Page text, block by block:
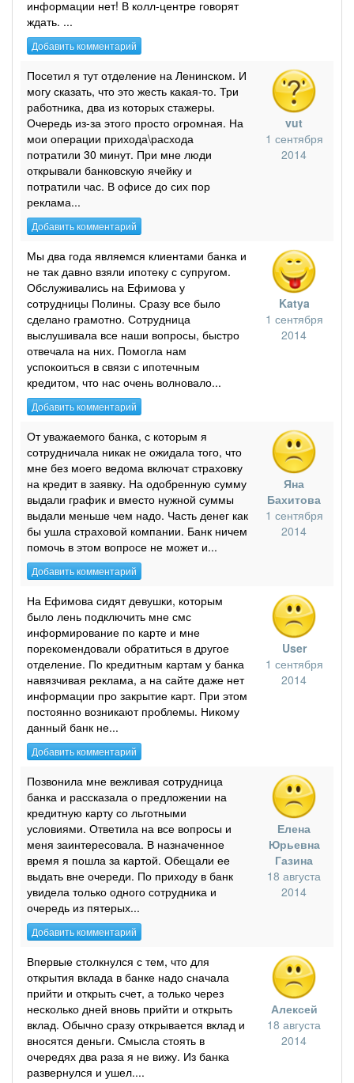
информации нет! В колл-центре говорят
ждать. ...
Добавить комментарий
Посетил я тут отделение на Ленинском. И
могу сказать, что это жесть какая-то. Три
работника, два из которых стажеры.
Очередь из-за этого просто огромная. На
мои операции прихода\расхода
потратили 30 минут. При мне люди
открывали банковскую ячейку и
потратили час. В офисе до сих пор
реклама...
Добавить комментарий
vut
1 сентября
2014
Мы два года являемся клиентами банка и
не так давно взяли ипотеку с супругом.
Обслуживались на Ефимова у
сотрудницы Полины. Сразу все было
сделано грамотно. Сотрудница
выслушивала все наши вопросы, быстро
отвечала на них. Помогла нам
успокоиться в связи с ипотечным
кредитом, что нас очень волновало...
Добавить комментарий
Katya
1 сентября
2014
От уважаемого банка, с которым я
сотрудничала никак не ожидала того, что
мне без моего ведома включат страховку
на кредит в заявку. На одобренную сумму
выдали график и вместо нужной суммы
выдали меньше чем надо. Часть денег как
бы ушла страховой компании. Банк ничем
помочь в этом вопросе не может и...
Добавить комментарий
Яна
Бахитова
1 сентября
2014
На Ефимова сидят девушки, которым
было лень подключить мне смс
информирование по карте и мне
порекомендовали обратиться в другое
отделение. По кредитным картам у банка
навязчивая реклама, а на сайте даже нет
информации про закрытие карт. При этом
постоянно возникают проблемы. Никому
данный банк не...
Добавить комментарий
User
1 сентября
2014
Позвонила мне вежливая сотрудница
банка и рассказала о предложении на
кредитную карту со льготными
условиями. Ответила на все вопросы и
меня заинтересовала. В назначенное
время я пошла за картой. Обещали ее
выдать вне очереди. По приходу в банк
увидела только одного сотрудника и
очередь из пятерых...
Добавить комментарий
Елена
Юрьевна
Газина
18 августа
2014
Впервые столкнулся с тем, что для
открытия вклада в банке надо сначала
прийти и открыть счет, а только через
несколько дней вновь прийти и открыть
вклад. Обычно сразу открывается вклад и
вносятся деньги. Смысла стоять в
очередях два раза я не вижу. Из банка
развернулся и ушел....
Алексей
18 августа
2014